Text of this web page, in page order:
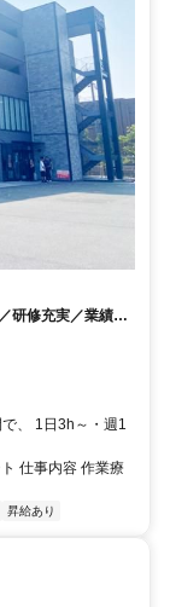
研修充実／業績好
、 1日3h～・週1
仕事内容 作業療
昇給あり